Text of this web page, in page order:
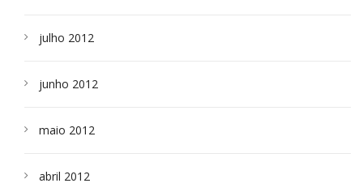
julho 2012
junho 2012
maio 2012
abril 2012